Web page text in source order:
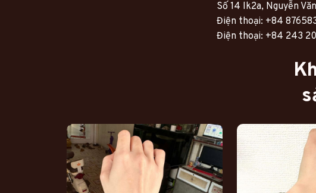
Số 14 lk2a, Nguyễn
Điện thoại: +84
Điện thoại: +84 243